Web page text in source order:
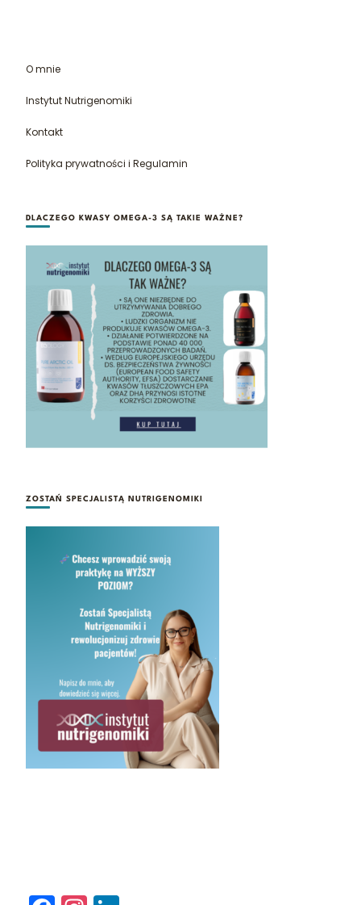
O mnie
Instytut Nutrigenomiki
Kontakt
Polityka prywatności i Regulamin
DLACZEGO KWASY OMEGA-3 SĄ TAKIE WAŻNE?
ZOSTAŃ SPECJALISTĄ NUTRIGENOMIKI